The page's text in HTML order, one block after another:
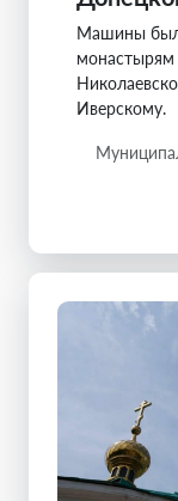
Машины
Иверскому.